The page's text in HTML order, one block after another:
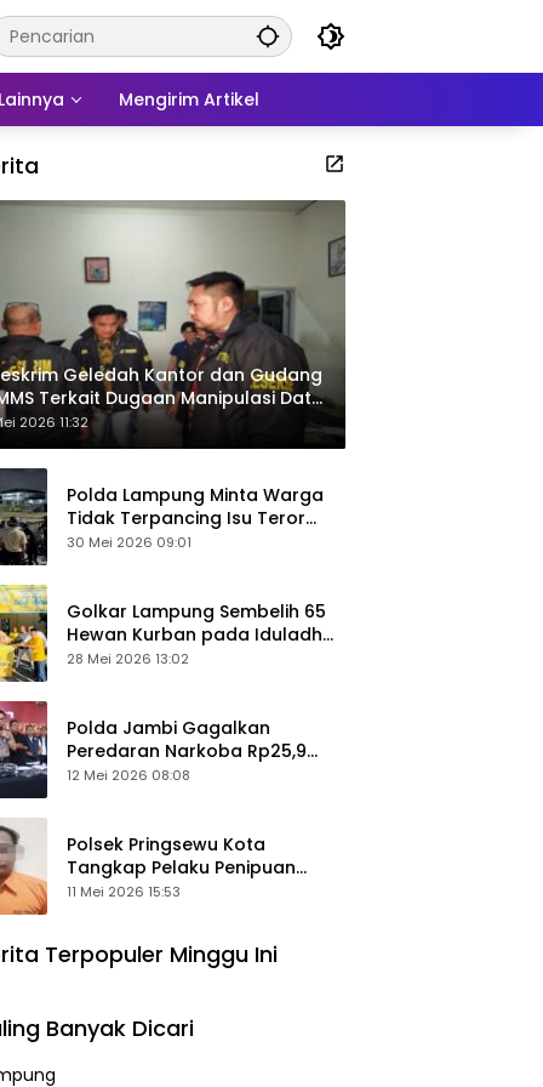
Lainnya Mengirim Artikel
Geledah Kantor dan Gudang
Terkait Dugaan Manipulasi Data
Sawit
2026 11:32
Polda Lampung Minta Warga
Tidak Terpancing Isu Teror
Pocong Palsu, Patroli
30 Mei 2026 09:01
Golkar Lampung Sembelih 65
Hewan Kurban pada Iduladha
1447 Hijriah
28 Mei 2026 13:02
Polda Jambi Gagalkan
Peredaran Narkoba Rp25,9
Miliar, Empat Tersangka
12 Mei 2026 08:08
Polsek Pringsewu Kota
Tangkap Pelaku Penipuan
Mobil, Sempat Kabur ke Jambi
11 Mei 2026 15:53
Terpopuler Minggu Ini
Banyak Dicari